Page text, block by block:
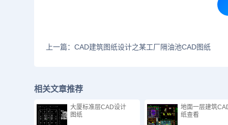
上一篇：CAD建筑图纸设计之某工厂隔油池CAD图纸
相关文章推荐
大厦标准层CAD设计
图纸
地面一层建筑
纸​查看